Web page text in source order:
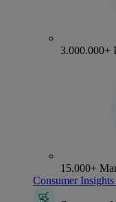
3.000.000+
15.000+
Consumer Insights